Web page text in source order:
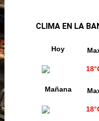
CLIMA EN LA
Hoy
Mañana